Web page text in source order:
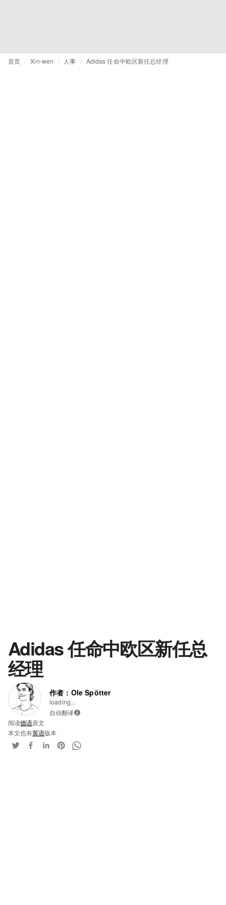
首页 Xin-wen 人事 Adidas 任命中欧区新任总经理
Adidas 任命中欧区新任总
经理
作者：Ole Spötter
loading...
自动翻译 i
阅读德语原文
本文也有英语版本